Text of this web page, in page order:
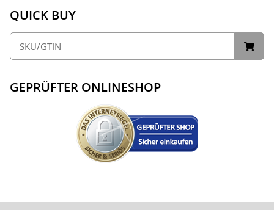
QUICK BUY
GEPRÜFTER ONLINESHOP